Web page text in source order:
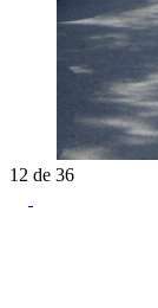
12 de 36